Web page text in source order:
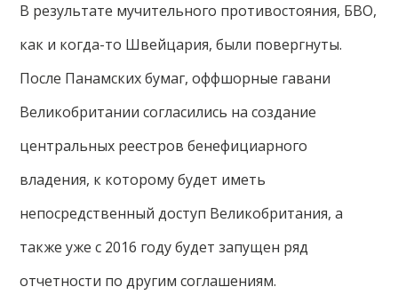
В результате мучительного противостояния, БВО,
как и когда-то Швейцария, были повергнуты.
После Панамских бумаг, оффшорные гавани
Великобритании согласились на создание
центральных реестров бенефициарного
владения, к которому будет иметь
непосредственный доступ Великобритания, а
также уже с 2016 году будет запущен ряд
отчетности по другим соглашениям.